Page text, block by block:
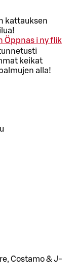
kattauksen
Öppnas i ny flik
keikat
alla!
Costamo & J-